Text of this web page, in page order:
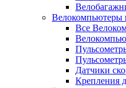
Велокомпьютеры
Все
Датчики
Крепления